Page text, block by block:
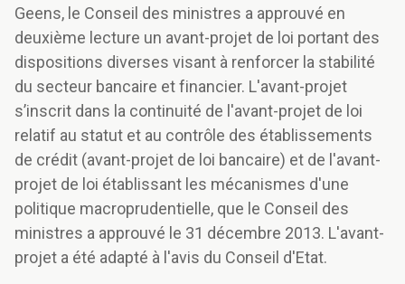
Geens, le Conseil des ministres a approuvé en
deuxième lecture un avant-projet de loi portant des
dispositions diverses visant à renforcer la stabilité
du secteur bancaire et financier. L'avant-projet
s’inscrit dans la continuité de l'avant-projet de loi
relatif au statut et au contrôle des établissements
de crédit (avant-projet de loi bancaire) et de l'avant-
projet de loi établissant les mécanismes d'une
politique macroprudentielle, que le Conseil des
ministres a approuvé le 31 décembre 2013. L'avant-
projet a été adapté à l'avis du Conseil d'Etat.